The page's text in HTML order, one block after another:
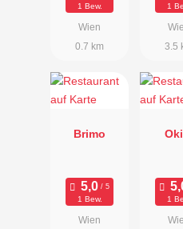
1 Bew.
Wien
0.7 km
1
3.5
Brimo
1 Bew.
Wien
1